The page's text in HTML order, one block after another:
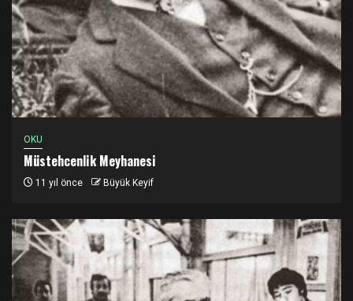
OKU
Müstehcenlik Meyhanesi
11 yıl önce Büyük Keyif